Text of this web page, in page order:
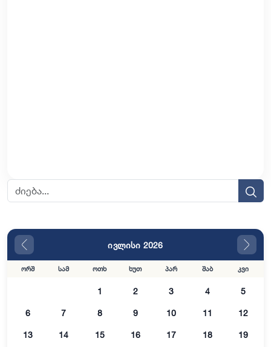
ივლისი 2026
ორშ სამ ოთხ ხუთ პარ შაბ კვი
1 2 3 4 5
6 7 8 9 10 11 12
13 14 15 16 17 18 19